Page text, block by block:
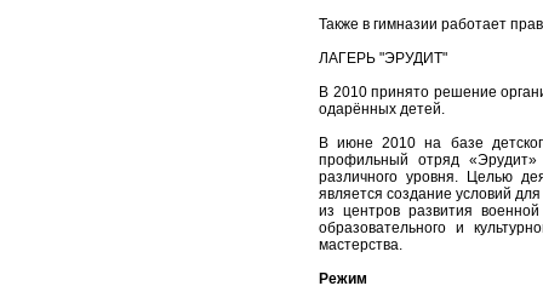
Также в гимназии работает
ЛАГЕРЬ "ЭРУДИТ"
В 2010 принято решение
одарённых детей.
В июне 2010 на базе
профильный отряд
различного уровня. Целью
является создание условий
из центров развития
образовательного и
мастерства.
Режим